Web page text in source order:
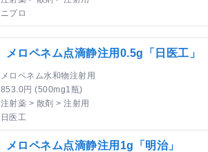
ニプロ
メロペネム点滴静注用0.5g「日医工」
メロペネム水和物注射用
853.0円 (500mg1瓶)
注射薬 > 散剤 > 注射用
日医工
メロペネム点滴静注用1g「明治」